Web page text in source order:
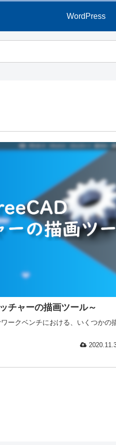
WordPress
チャーの描画ツール～
ークベンチにおける、いくつかの